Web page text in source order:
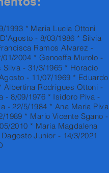
1993 * Maria Lucia Ottoni
- 8/03/1986 * Silvia
Ramos Alvarez -
2004 * Genoeffa Murolo -
- 31/3/1965 * Horacio
- 11/07/1969 * Eduardo
Albertina Rodrigues Ottoni -
- 8/09/1976 * Isidoro Piva -
- 22/5/1984 * Ana Maria Piva
1989 * Mario Vicente Sgano -
2010 * Maria Magdalena
Junior - 14/3/2021